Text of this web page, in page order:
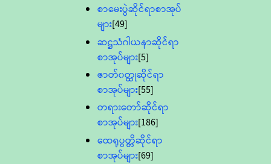
စာမေးပွဲဆိုင်ရာစာအုပ်
များ[49]
ဆဋ္ဌသံဂါယနာဆိုင်ရာ
စာအုပ်များ[5]
ဇာတ်၀တ္ထုဆိုင်ရာ
စာအုပ်များ[55]
တရားတော်ဆိုင်ရာ
စာအုပ်များ[186]
ထေရုပ္ပတ္တိဆိုင်ရာ
စာအုပ်များ[69]